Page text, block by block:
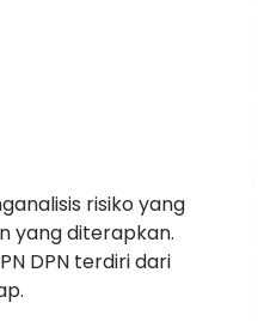
risiko yang
yang diterapkan.
DPN terdiri dari